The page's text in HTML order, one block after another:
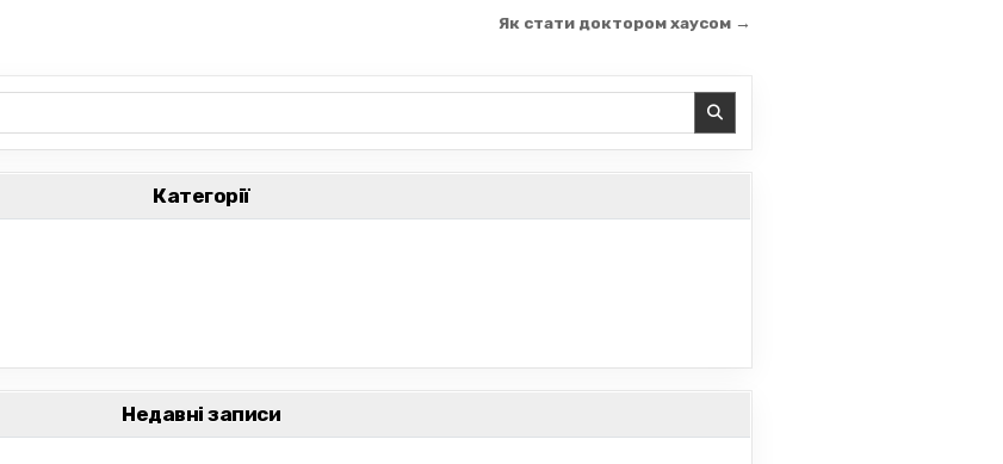
Як стати доктором хаусом →
Категорії
Недавні записи